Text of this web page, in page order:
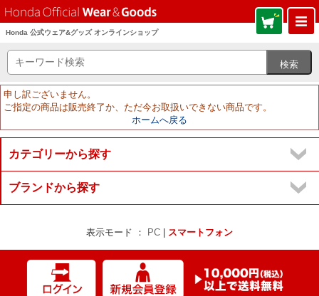
Honda 公式ウェア&グッズ オンラインショップ
申し訳ございません。
ご指定の商品は販売終了か、ただ今お取扱いできない商品です。
ホームへ戻る
カテゴリーから探す
ブランドから探す
表示モード ： PC スマートフォン